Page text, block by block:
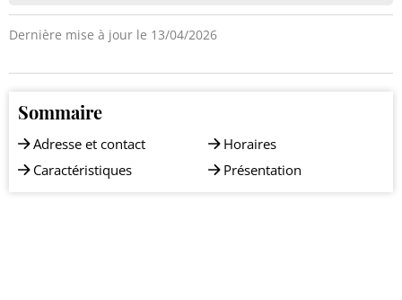
Dernière mise à jour le 13/04/2026
Sommaire
Adresse et contact
Caractéristiques
Horaires
Présentation